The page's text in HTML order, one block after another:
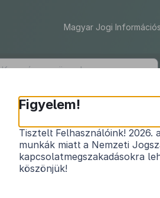
Magyar Jogi
testületének 1/
Figyelem!
Tisztelt Felhasználóink! 2026.
munkák miatt a Nemzeti
kapcsolatmegszakadásokra
köszönjük!